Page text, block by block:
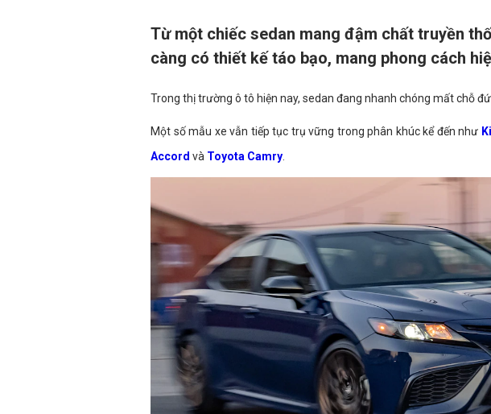
Từ một chiếc sedan mang đậm chất truyền
càng có thiết kế táo bạo, mang phong cách
Trong thị trường ô tô hiện nay, sedan đang nhanh chóng mất chỗ
Một số mẫu xe vẫn tiếp tục trụ vững trong phân khúc kể đến như
Accord và Toyota Camry